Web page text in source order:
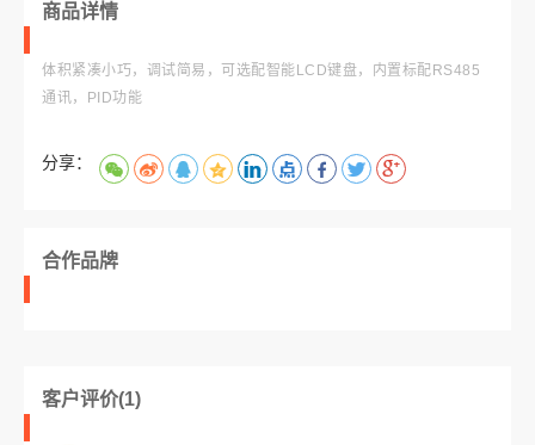
商品详情
体积紧凑小巧，调试简易，可选配智能LCD键盘，内置标配RS485
通讯，PID功能
分享：
合作品牌
客户评价(1)